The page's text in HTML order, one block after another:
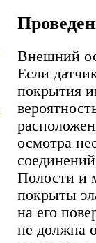
Внешний
Если
покрытия
осмотра
Полости и
покрыты
на его
не должна